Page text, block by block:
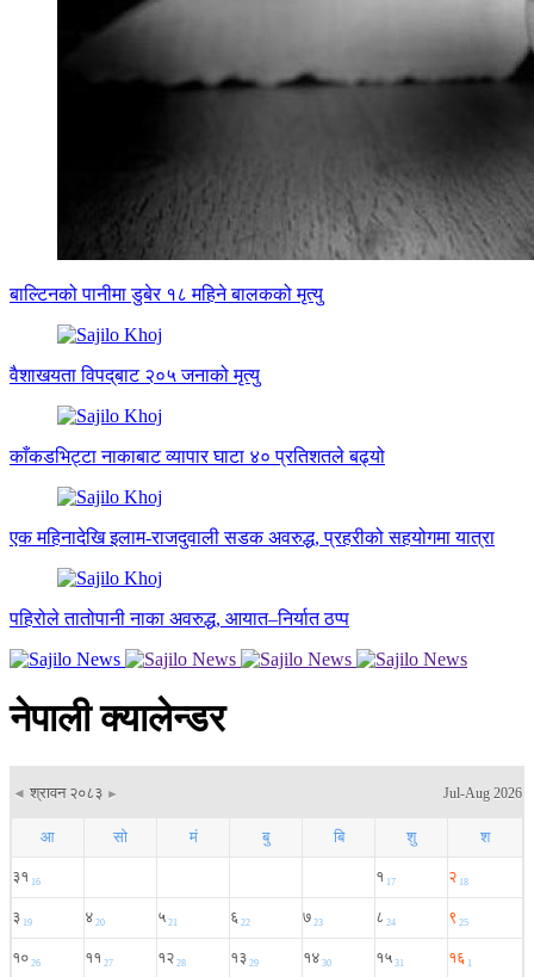
बाल्टिनको पानीमा डुबेर १८ महिने बालकको मृत्यु
वैशाखयता विपद्‌बाट २०५ जनाको मृत्यु
काँकडभिट्टा नाकाबाट व्यापार घाटा ४० प्रतिशतले बढ्यो
एक महिनादेखि इलाम-राजदुवाली सडक अवरुद्ध, प्रहरीको सहयोगमा यात्रा
पहिरोले तातोपानी नाका अवरुद्ध, आयात–निर्यात ठप्प
नेपाली क्यालेन्डर